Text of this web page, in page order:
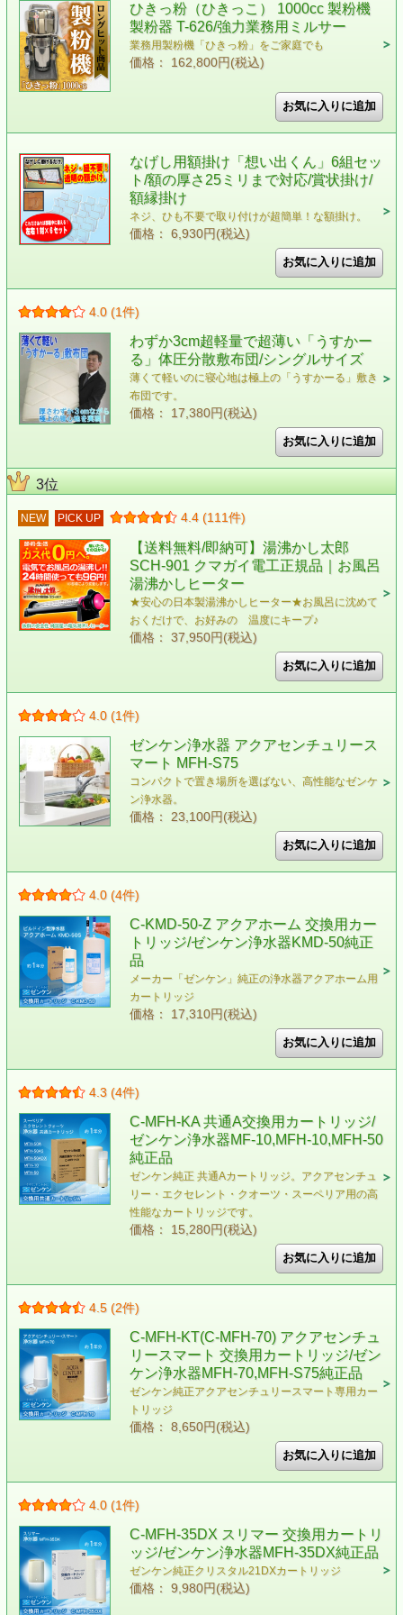
ひきっ粉（ひきっこ） 1000cc 製粉機
製粉器 T-626/強力業務用ミルサー
業務用製粉機「ひきっ粉」をご家庭でも
価格： 162,800円(税込)
なげし用額掛け「想い出くん」6組セッ
ト/額の厚さ25ミリまで対応/賞状掛け/
額縁掛け
ネジ、ひも不要で取り付けが超簡単！な額掛け。
価格： 6,930円(税込)
4.0 (1件)
わずか3cm超軽量で超薄い「うすかー
る」体圧分散敷布団/シングルサイズ
薄くて軽いのに寝心地は極上の「うすかーる」敷き
布団です。
価格： 17,380円(税込)
3位
NEW PICK UP 4.4 (111件)
【送料無料/即納可】湯沸かし太郎
SCH-901 クマガイ電工正規品｜お風呂
湯沸かしヒーター
★安心の日本製湯沸かしヒーター★お風呂に沈めて
おくだけで、お好みの 温度にキープ♪
価格： 37,950円(税込)
4.0 (1件)
ゼンケン浄水器 アクアセンチュリース
マート MFH-S75
コンパクトで置き場所を選ばない、高性能なゼンケ
ン浄水器。
価格： 23,100円(税込)
4.0 (4件)
C-KMD-50-Z アクアホーム 交換用カー
トリッジ/ゼンケン浄水器KMD-50純正
品
メーカー「ゼンケン」純正の浄水器アクアホーム用
カートリッジ
価格： 17,310円(税込)
4.3 (4件)
C-MFH-KA 共通A交換用カートリッジ/
ゼンケン浄水器MF-10,MFH-10,MFH-50
純正品
ゼンケン純正 共通Aカートリッジ。アクアセンチュ
リー・エクセレント・クオーツ・スーペリア用の高
性能なカートリッジです。
価格： 15,280円(税込)
4.5 (2件)
C-MFH-KT(C-MFH-70) アクアセンチュ
リースマート 交換用カートリッジ/ゼン
ケン浄水器MFH-70,MFH-S75純正品
ゼンケン純正アクアセンチュリースマート専用カー
トリッジ
価格： 8,650円(税込)
4.0 (1件)
C-MFH-35DX スリマー 交換用カートリ
ッジ/ゼンケン浄水器MFH-35DX純正品
ゼンケン純正クリスタル21DXカートリッジ
価格： 9,980円(税込)